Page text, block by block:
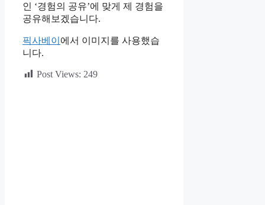
인 ‘경험의 공유’에 맞게 제 경험을
공유해보겠습니다.
픽사베이 에서 이미지를 사용했습
니다.
Post Views: 249